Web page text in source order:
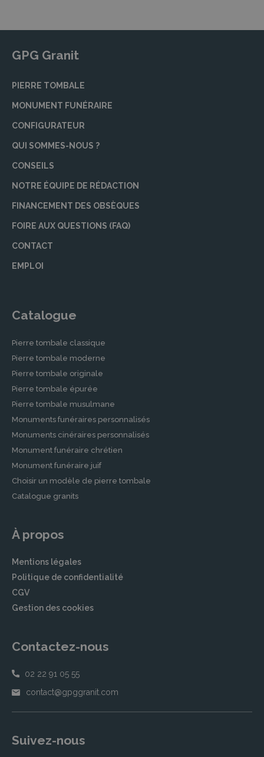
GPG Granit
PIERRE TOMBALE
MONUMENT FUNÉRAIRE
CONFIGURATEUR
QUI SOMMES-NOUS ?
CONSEILS
NOTRE ÉQUIPE DE RÉDACTION
FINANCEMENT DES OBSÈQUES
FOIRE AUX QUESTIONS (FAQ)
CONTACT
EMPLOI
Catalogue
Pierre tombale classique
Pierre tombale moderne
Pierre tombale originale
Pierre tombale épurée
Pierre tombale musulmane
Monuments funéraires personnalisés
Monuments cinéraires personnalisés
Monument funéraire chrétien
Monument funéraire juif
Choisir un modèle de pierre tombale
Catalogue granits
À propos
Mentions légales
Politique de confidentialité
CGV
Gestion des cookies
Contactez-nous
02 22 91 05 55
contact@gpggranit.com
Suivez-nous